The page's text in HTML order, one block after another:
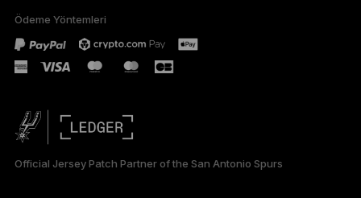
ESPAÑOL
РУССКИЙ
日本語
Ödeme Yöntemleri
Official Jersey Patch Partner of the San Antonio Spurs